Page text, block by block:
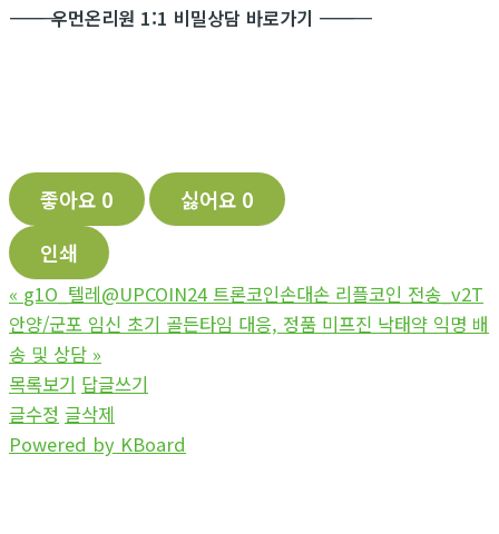
―――――――――――우먼온리원 1:1 비밀상담 바로가기 ―――――――――――
좋아요 0 싫어요 0
인쇄
« g1O_텔레@UPCOIN24 트론코인손대손 리플코인 전송_v2T
안양/군포 임신 초기 골든타임 대응, 정품 미프진 낙태약 익명 배
송 및 상담 »
목록보기 답글쓰기
글수정 글삭제
Powered by KBoard